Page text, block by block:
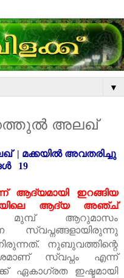
▼
അലഖ്‌
| മക്കയിൽ അവതരിച്ചു
19
ആദ്യമായി ഇറങ്ങിയ
ആദ്യ അഞ്ച്‌
മുമ്പ്‌ ആറുമാസം
സ്വപ്നങ്ങളായിരുന്നു
നുബുവത്തിന്റെ
സ്വപ്നം എന്ന്
ഏകാഗ്രത ഇഷ്ടമായി